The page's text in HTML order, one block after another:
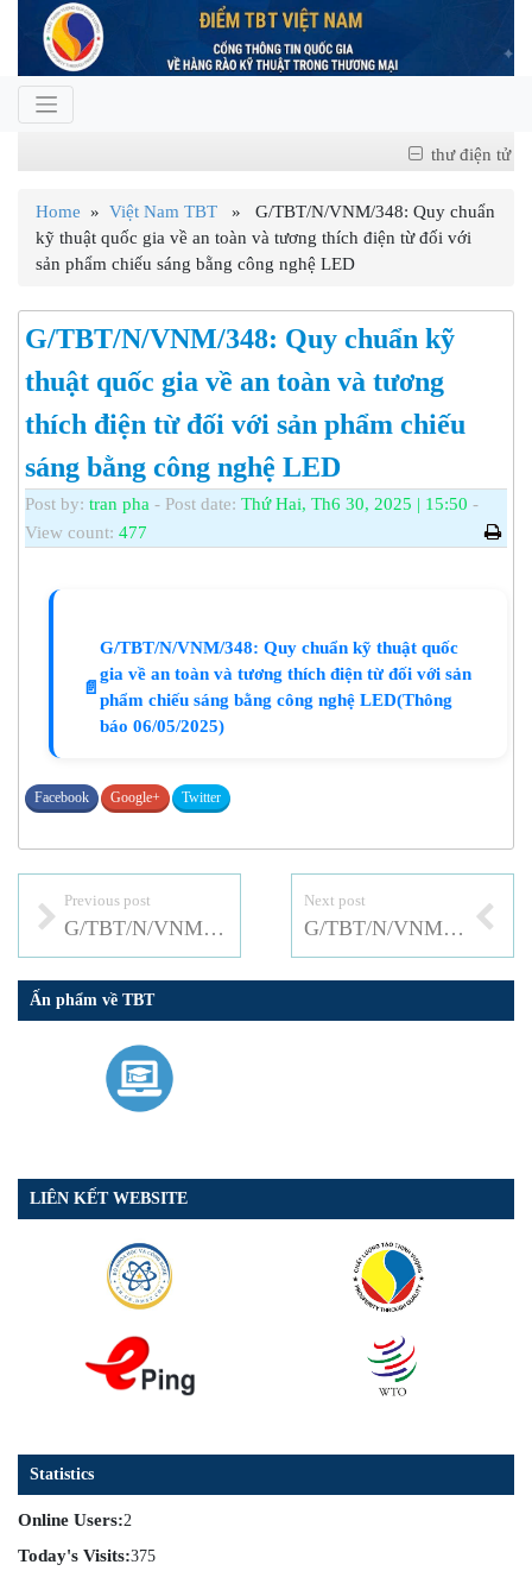
thư điện tử
Home » Việt Nam TBT » G/TBT/N/VNM/348: Quy chuẩn
kỹ thuật quốc gia về an toàn và tương thích điện từ đối với
sản phẩm chiếu sáng bằng công nghệ LED
G/TBT/N/VNM/348: Quy chuẩn kỹ
thuật quốc gia về an toàn và tương
thích điện từ đối với sản phẩm chiếu
sáng bằng công nghệ LED
Post by: tran pha - Post date: Thứ Hai, Th6 30, 2025 | 15:50 -
View count: 477
📄
G/TBT/N/VNM/348: Quy chuẩn kỹ thuật quốc
gia về an toàn và tương thích điện từ đối với sản
phẩm chiếu sáng bằng công nghệ LED(Thông
báo 06/05/2025)
Facebook Google+ Twitter
Previous post
G/TBT/N/VNM/347: Quy chuẩn kỹ thuật quốc gia về khí tự nhiên thương phẩm
Next post
G/TBT/N/VNM/347a1: Quy chuẩn kỹ thuật quốc gia về khí tự nhiên thương phẩm
Ấn phẩm về TBT
LIÊN KẾT WEBSITE
Statistics
Online Users:2
Today's Visits:375